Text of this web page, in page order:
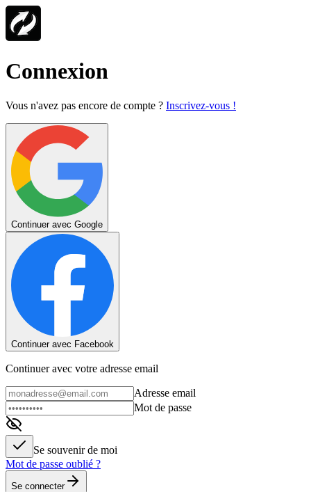
Connexion
Vous n'avez pas encore de compte ? Inscrivez-vous !
Continuer avec Google
Continuer avec Facebook
Continuer avec votre adresse email
Adresse email
Mot de passe
Se souvenir de moi
Mot de passe oublié ?
Se connecter